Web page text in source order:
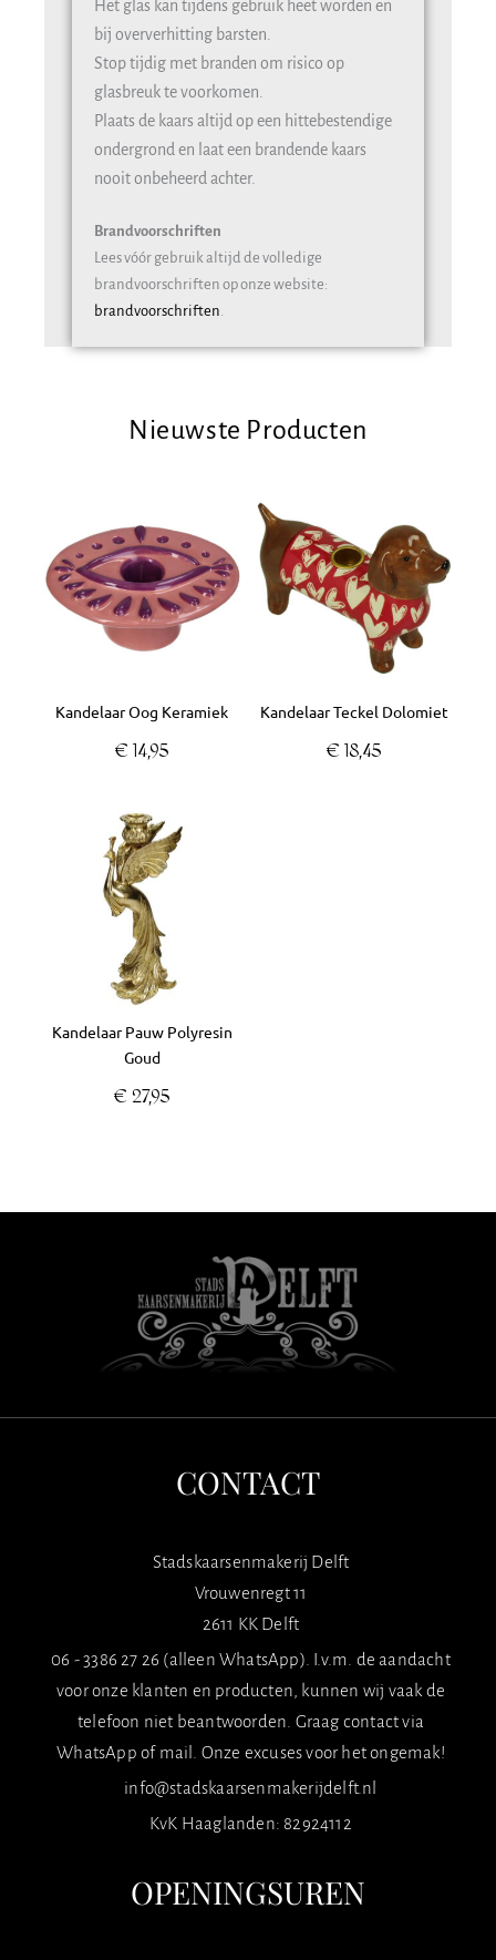
Het glas kan tijdens gebruik heet worden en
bij oververhitting barsten.
Stop tijdig met branden om risico op
glasbreuk te voorkomen.
Plaats de kaars altijd op een hittebestendige
ondergrond en laat een brandende kaars
nooit onbeheerd achter.
Brandvoorschriften
Lees vóór gebruik altijd de volledige
brandvoorschriften op onze website:
brandvoorschriften.
Nieuwste Producten
Kandelaar Oog Keramiek
€ 14,95
Kandelaar Teckel Dolomiet
€ 18,45
Kandelaar Pauw Polyresin
Goud
€ 27,95
CONTACT
Stadskaarsenmakerij Delft
Vrouwenregt 11
2611 KK Delft
06 - 3386 27 26 (alleen WhatsApp). I.v.m. de aandacht
voor onze klanten en producten, kunnen wij vaak de
telefoon niet beantwoorden. Graag contact via
WhatsApp of mail. Onze excuses voor het ongemak!
info@stadskaarsenmakerijdelft.nl
KvK Haaglanden: 82924112
OPENINGSUREN